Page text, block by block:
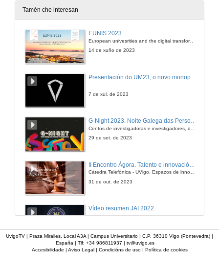
3 de xul. de 2013
4 de xul. de 2013
4 de xul. de 2013
Tamén che interesan
EUNIS 2023
European univesrities and the digital transformation: challenges and opportunities ahead
14 de xuño de 2023
7 de xul. de 2023
G-Night 2023. Noite Galega das Persoas Investigadoras. Conciencias creativas
29 de set. de 2023
Cátedra Telefónica - UVigo. Espazos de innovación
31 de out. de 2023
Vídeo resumen JAI 2022
UVigo SpaceLab
UvigoTV | Praza Miralles. Local A3A | Campus Universitario | C.P. 36310 Vigo (Pontevedra) |
España | Tlf: +34 986811937 | tv@uvigo.es
Accesibilidade | Aviso Legal| Condicións de uso| Política de cookies